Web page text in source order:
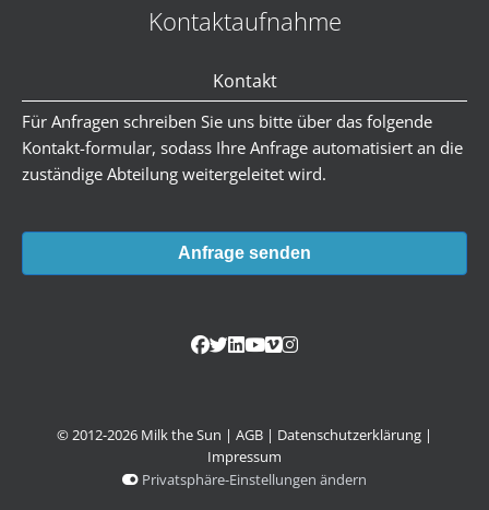
Kontaktaufnahme
Kontakt
Für Anfragen schreiben Sie uns bitte über das folgende
Kontakt-formular, sodass Ihre Anfrage automatisiert an die
zuständige Abteilung weitergeleitet wird.
Anfrage senden
© 2012-2026 Milk the Sun | AGB | Datenschutzerklärung |
Impressum
Privatsphäre-Einstellungen ändern